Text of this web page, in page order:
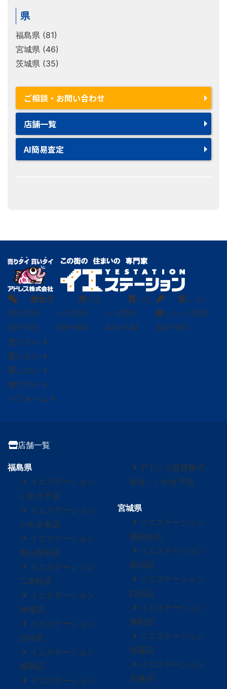
県
福島県 (81)
宮城県 (46)
茨城県 (35)
ご相談・お問い合わせ
店舗一覧
AI簡易査定
総合受
付 0120-
297-011
売りた
い 0120-
139-664
買いた
い 0120-
424-544
貸し たい
借り たい 0120-
302-563
売りたい
買いたい
貸したい
借りたい
リフォーム
店舗一覧
福島県
イエステーション
いわき平店
イエステーション
いわき泉店
イエステーション
郡山富田店
イエステーション
二本松店
イエステーション
伊達店
イエステーション
白河店
イエステーション
相馬店
イエステーション
アドレス賃貸株式
会社 いわき平店
宮城県
イエステーション
南仙台店
イエステーション
岩沼店
イエステーション
白石店
イエステーション
角田店
イエステーション
塩竈店
イエステーション
石巻店